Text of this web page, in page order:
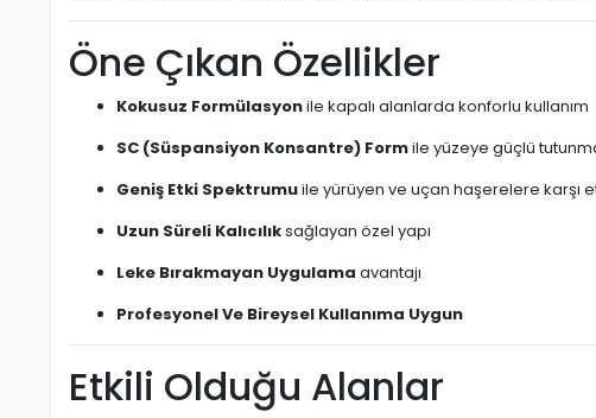
Öne Çıkan Özellikler
Kokusuz Formülasyonile kapalı alanlarda konforlu kullanım
SC (Süspansiyon Konsantre) Formile yüzeye güçlü
Geniş Etki Spektrumuile yürüyen ve uçan haşerelere karşı
Uzun Süreli Kalıcılıksağlayan özel yapı
Leke Bırakmayan Uygulama avantajı
Profesyonel Ve Bireysel Kullanıma Uygun
Etkili Olduğu Alanlar